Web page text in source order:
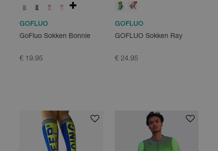
GOFLUO
GoFluo Sokken Bonnie
€ 19.95
GOFLUO
GOFLUO Sokken Ray
€ 24.95